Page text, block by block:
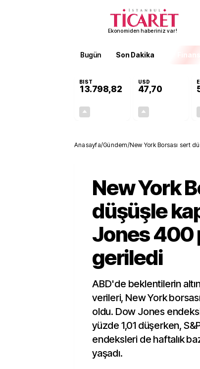
Ekonomiden haberiniz var!
Bugün Son Dakika Finans
BIST
13.798,82
USD
47,70
Anasayfa/Gündem/New York Borsası sert
New York
düşüşle
Jones 400
geriledi
ABD'de beklentilerin
verileri, New York
oldu. Dow Jones
yüzde 1,01 düşerken,
endeksleri de haftalık
yaşadı.